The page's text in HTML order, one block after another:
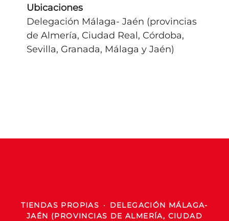
Ubicaciones
Delegación Málaga- Jaén (provincias
de Almería, Ciudad Real, Córdoba,
Sevilla, Granada, Málaga y Jaén)
TIENDAS PROPIAS ·
DELEGACIÓN MÁLAGA-
JAÉN (PROVINCIAS DE ALMERÍA, CIUDAD